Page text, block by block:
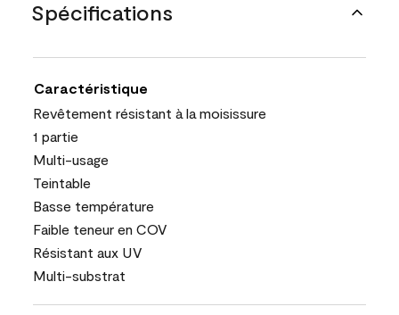
Spécifications
Caractéristique
Revêtement résistant à la moisissure
1 partie
Multi-usage
Teintable
Basse température
Faible teneur en COV
Résistant aux UV
Multi-substrat